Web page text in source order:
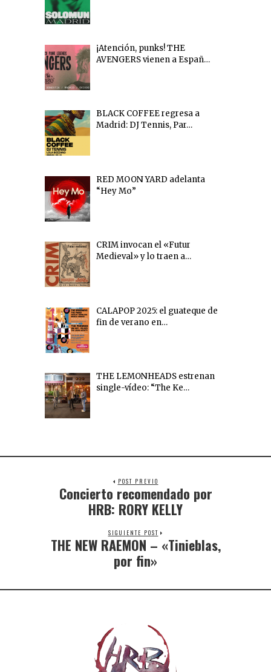
¡Atención, punks! THE
AVENGERS vienen a Españ…
BLACK COFFEE regresa a
Madrid: DJ Tennis, Par…
RED MOON YARD adelanta
“Hey Mo”
CRIM invocan el «Futur
Medieval» y lo traen a…
CALAPOP 2025: el guateque de
fin de verano en…
THE LEMONHEADS estrenan
single-vídeo: “The Ke…
POST PREVIO
Concierto recomendado por
HRB: RORY KELLY
SIGUIENTE POST
THE NEW RAEMON – «Tinieblas,
por fin»